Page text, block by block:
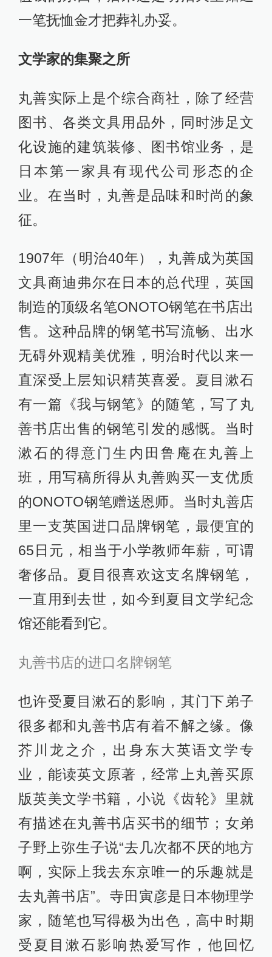
一笔抚恤金才把葬礼办妥。
文学家的集聚之所
丸善实际上是个综合商社，除了经营
图书、各类文具用品外，同时涉足文
化设施的建筑装修、图书馆业务，是
日本第一家具有现代公司形态的企
业。在当时，丸善是品味和时尚的象
征。
1907年（明治40年），丸善成为英国
文具商迪弗尔在日本的总代理，英国
制造的顶级名笔ONOTO钢笔在书店出
售。这种品牌的钢笔书写流畅、出水
无碍外观精美优雅，明治时代以来一
直深受上层知识精英喜爱。夏目漱石
有一篇《我与钢笔》的随笔，写了丸
善书店出售的钢笔引发的感慨。当时
漱石的得意门生内田鲁庵在丸善上
班，用写稿所得从丸善购买一支优质
的ONOTO钢笔赠送恩师。当时丸善店
里一支英国进口品牌钢笔，最便宜的
65日元，相当于小学教师年薪，可谓
奢侈品。夏目很喜欢这支名牌钢笔，
一直用到去世，如今到夏目文学纪念
馆还能看到它。
丸善书店的进口名牌钢笔
也许受夏目漱石的影响，其门下弟子
很多都和丸善书店有着不解之缘。像
芥川龙之介，出身东大英语文学专
业，能读英文原著，经常上丸善买原
版英美文学书籍，小说《齿轮》里就
有描述在丸善书店买书的细节；女弟
子野上弥生子说“去几次都不厌的地方
啊，实际上我去东京唯一的乐趣就是
去丸善书店”。寺田寅彦是日本物理学
家，随笔也写得极为出色，高中时期
受夏目漱石影响热爱写作，他回忆